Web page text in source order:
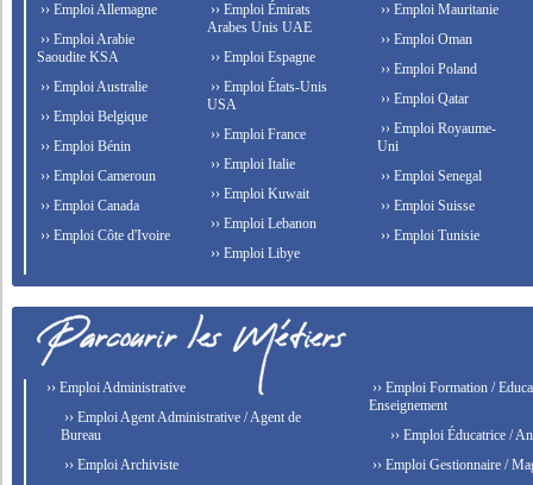
›› Emploi Allemagne
›› Emploi Arabie
Saoudite KSA
›› Emploi Australie
›› Emploi Belgique
›› Emploi Bénin
›› Emploi Cameroun
›› Emploi Canada
›› Emploi Côte d'Ivoire
›› Emploi Émirats
Arabes Unis UAE
›› Emploi Espagne
›› Emploi États-Unis
USA
›› Emploi France
›› Emploi Italie
›› Emploi Kuwait
›› Emploi Lebanon
›› Emploi Libye
›› Emploi Mauritanie
›› Emploi Oman
›› Emploi Poland
›› Emploi Qatar
›› Emploi Royaume-
Uni
›› Emploi Senegal
›› Emploi Suisse
›› Emploi Tunisie
›› Emploi Administrative
›› Emploi Agent Administrative / Agent de
Bureau
›› Emploi Archiviste
›› Emploi Formation /
Enseignement
›› Emploi Éducatrice /
›› Emploi Gestionnaire /